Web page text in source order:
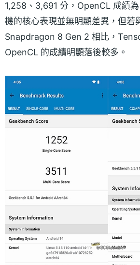
1,258、3,691 分，OpenCL 成績
機的核心表現並無明顯差異，但若
Snapdragon 8 Gen 2 相比，
OpenCL 的成績明顯落後較多。